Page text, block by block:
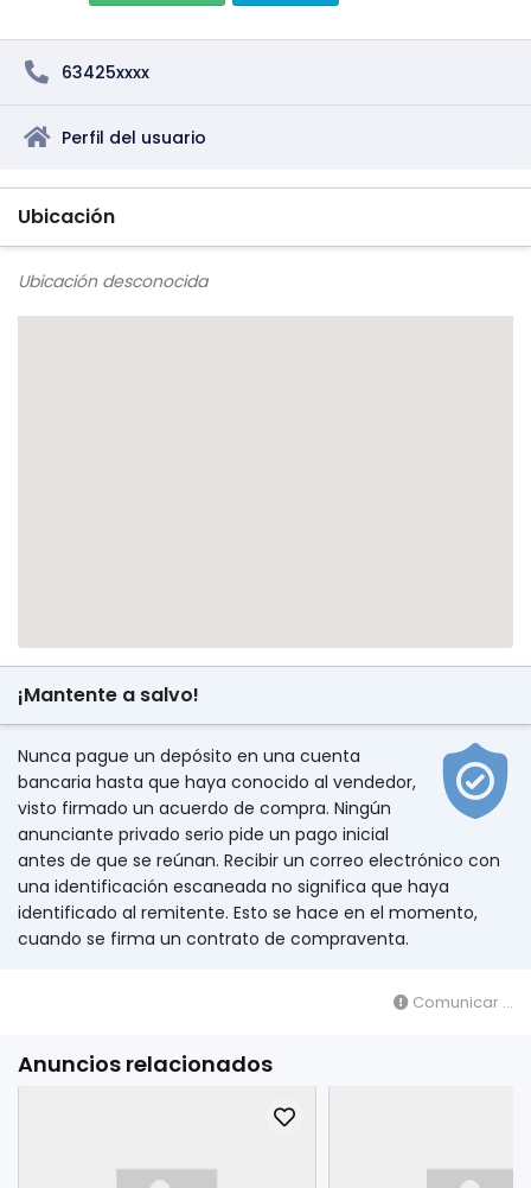
63425xxxx
Perfil del usuario
Ubicación
Ubicación desconocida
¡Mantente a salvo!
Nunca pague un depósito en una cuenta
bancaria hasta que haya conocido al vendedor,
visto firmado un acuerdo de compra. Ningún
anunciante privado serio pide un pago inicial
antes de que se reúnan. Recibir un correo electrónico con
una identificación escaneada no significa que haya
identificado al remitente. Esto se hace en el momento,
cuando se firma un contrato de compraventa.
Comunicar ...
Anuncios relacionados